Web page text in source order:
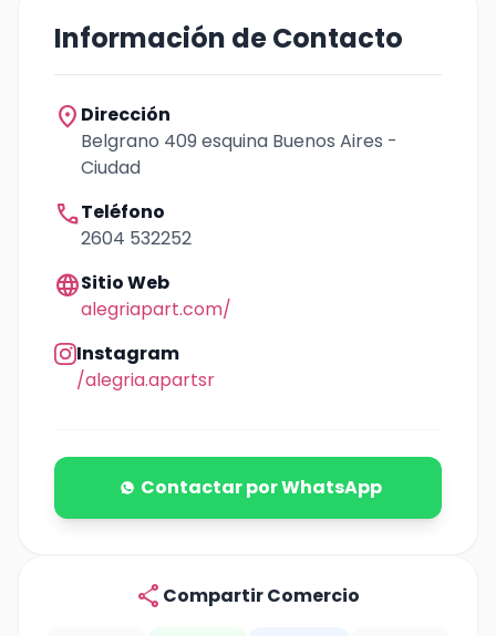
Información de Contacto
location_on Dirección
Belgrano 409 esquina Buenos Aires -
Ciudad
callTeléfono
2604 532252
languageSitio Web
alegriapart.com/
Instagram
/alegria.apartsr
Contactar por WhatsApp
share Compartir Comercio